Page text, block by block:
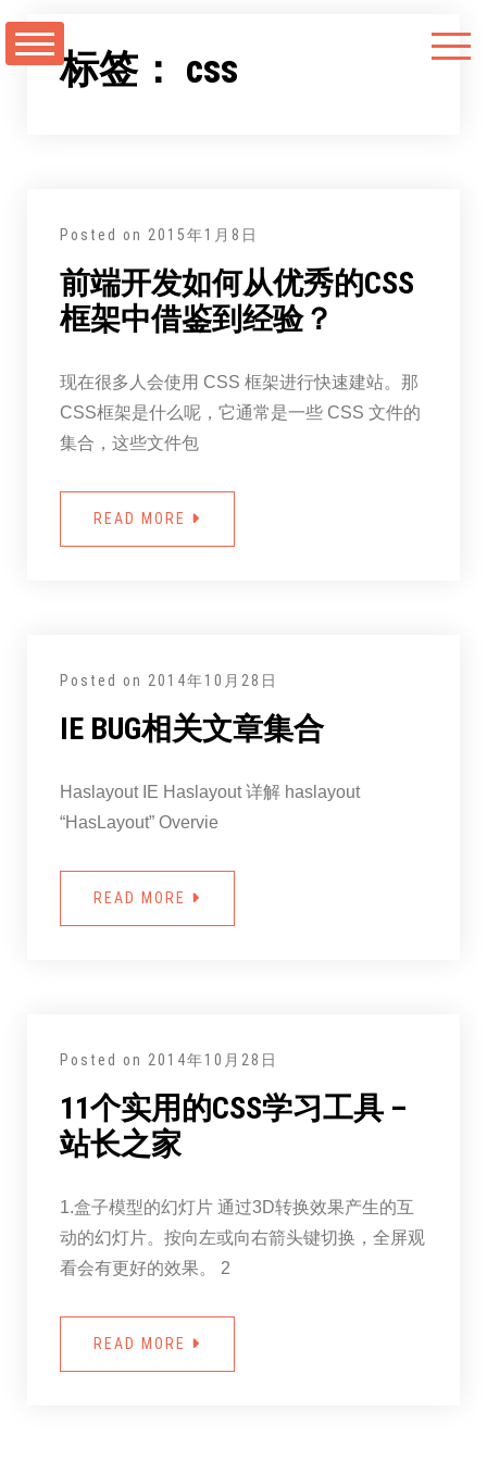
至
标签： css
Posted on 2015年1月8日
前端开发如何从优秀的CSS
框架中借鉴到经验？
现在很多人会使用 CSS 框架进行快速建站。那
CSS框架是什么呢，它通常是一些 CSS 文件的
集合，这些文件包
READ MORE
Posted on 2014年10月28日
IE BUG相关文章集合
Haslayout IE Haslayout 详解 haslayout
“HasLayout” Overvie
READ MORE
Posted on 2014年10月28日
11个实用的CSS学习工具 –
站长之家
1.盒子模型的幻灯片 通过3D转换效果产生的互
动的幻灯片。按向左或向右箭头键切换，全屏观
看会有更好的效果。 2
READ MORE